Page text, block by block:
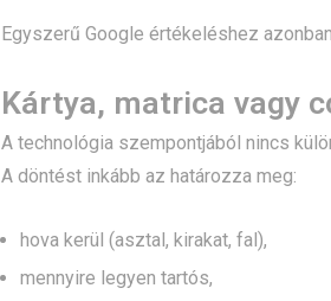
Egyszerű Google értékeléshez
Kártya, matrica vagy
A technológia szempontjából nincs
A döntést inkább az határozza meg:
hova kerül (asztal, kirakat, fal),
mennyire legyen tartós,